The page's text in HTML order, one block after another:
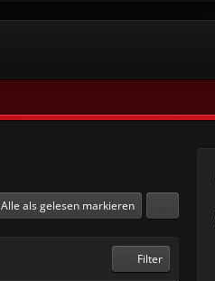
Alle als gelesen markieren
Filter